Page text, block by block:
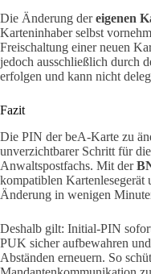
Die Änderung dereigenen
Karteninhaber selbst
Freischaltung einer neuen
jedoch ausschließlich durch
erfolgen und kann nicht
Fazit
Die PIN der beA-Karte zu
unverzichtbarer Schritt für
Anwaltspostfachs. Mit der
kompatiblen
Änderung in wenigen
Deshalb gilt: Initial-PIN
PUK sicher aufbewahren
Abständen erneuern. So